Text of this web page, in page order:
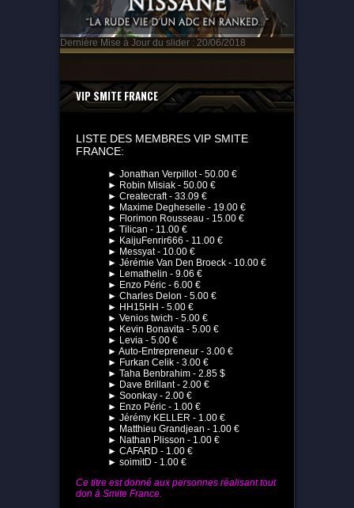
Dernière Mise à Jour du slider : 20/06/2018
VIP SMITE FRANCE
LISTE DES MEMBRES VIP SMITE
FRANCE:
► Jonathan Verpillot - 50.00 €
► Robin Misiak - 50.00 €
► Createcraft - 33.09 €
► Maxime Degheselle - 19.00 €
► Florimon Rousseau - 15.00 €
► Tilican - 11.00 €
► KaijuFenrir666 - 11.00 €
► Messyat - 10.00 €
► Jérémie Van Den Broeck - 10.00 €
► Lemathelin - 9.06 €
► Enzo Péric - 6.00 €
► Charles Delon - 5.00 €
► HH15HH - 5.00 €
► Venios twich - 5.00 €
► Kevin Bonavita - 5.00 €
► Levia - 5.00 €
► Auto-Entrepreneur - 3.00 €
► Furkan Celik - 3.00 €
► Taha Benbrahim - 2.85 $
► Dave Brillant - 2.00 €
► Soonkay - 2.00 €
► Enzo Péric - 1.00 €
► Jérémy KELLER - 1.00 €
► Matthieu Grandjean - 1.00 €
► Nathan Plisson - 1.00 €
► CAFARD - 1.00 €
► soimitD - 1.00 €
Ce titre est donné aux personnes réalisant tout
don à Smite France.